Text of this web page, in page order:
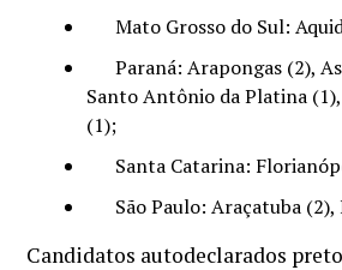
Mato Grosso do Sul:
Paraná: Arapongas (2),
Santo Antônio da Platina (1),
(1);
Santa Catarina:
São Paulo: Araçatuba (2),
Candidatos autodeclarados